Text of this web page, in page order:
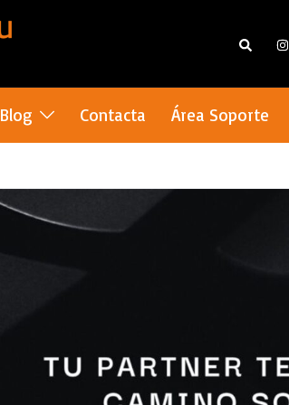
Search
Blog Contacta Área Soporte